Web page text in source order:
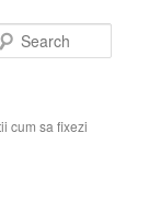
cum sa fixezi